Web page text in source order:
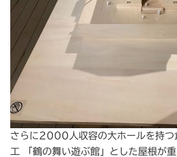
さらに2000人収容の大ホールを持
工 「鶴の舞い遊ぶ館」とした屋根が